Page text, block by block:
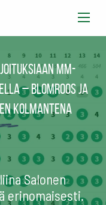
MM-
– Blomroos ja
kolmantena
Salonen
erinomaisesti.